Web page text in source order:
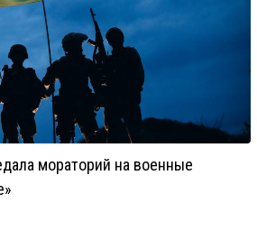
мораторий на военные